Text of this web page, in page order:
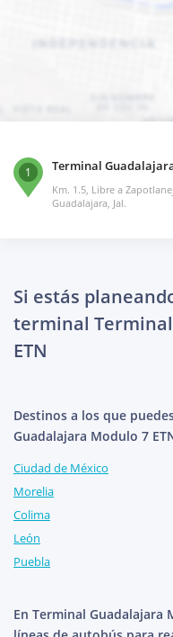
1 Terminal
Km. 1.5, Libre a
Guadalajara, Jal.
Si estás
terminal
ETN
Destinos a los que
Guadalajara Modulo 7
Ciudad de México
Morelia
Colima
León
Puebla
En Terminal Guadalajara